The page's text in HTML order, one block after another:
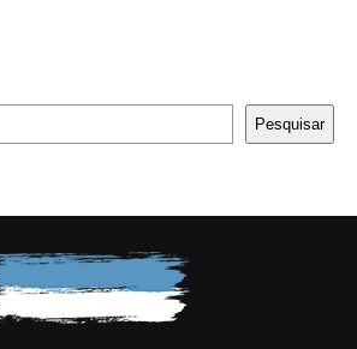
Pesquisar